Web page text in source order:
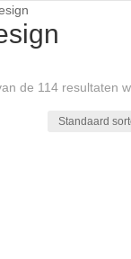
de 114 resultaten